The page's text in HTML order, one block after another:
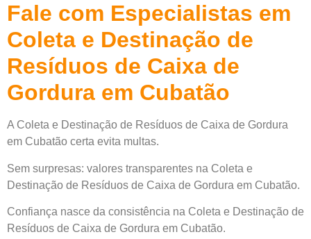
Fale com Especialistas em
Coleta e Destinação de
Resíduos de Caixa de
Gordura em Cubatão
A Coleta e Destinação de Resíduos de Caixa de Gordura
em Cubatão certa evita multas.
Sem surpresas: valores transparentes na Coleta e
Destinação de Resíduos de Caixa de Gordura em Cubatão.
Confiança nasce da consistência na Coleta e Destinação de
Resíduos de Caixa de Gordura em Cubatão.